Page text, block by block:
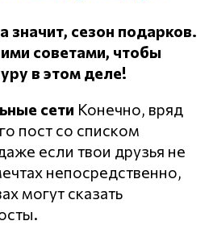
значит, сезон подарков.
советами, чтобы
в этом деле!
сети Конечно, вряд
пост со списком
если твои друзья не
непосредственно,
могут сказать